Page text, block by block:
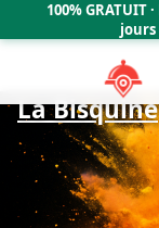
100% GRATUIT
jours
La Bisquine